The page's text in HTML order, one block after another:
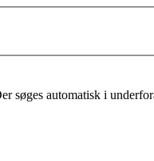
søges automatisk i